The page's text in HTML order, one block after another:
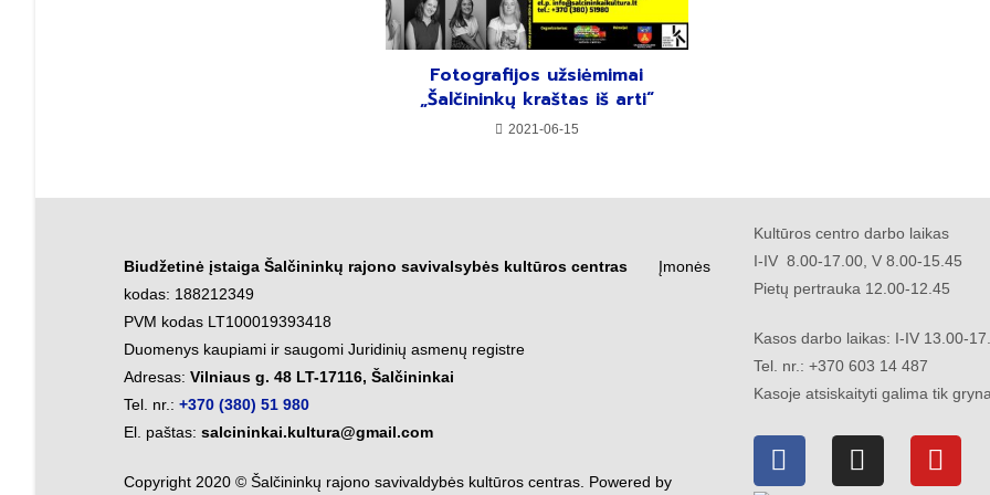
Fotografijos užsiėmimai
„Šalčininkų kraštas iš arti“
2021-06-15
Biudžetinė įstaiga Šalčininkų rajono savivalsybės kultūros centras
Įmonės
kodas: 188212349
PVM kodas LT100019393418
Duomenys kaupiami ir saugomi Juridinių asmenų registre
Adresas: Vilniaus g. 48 LT-17116, Šalčininkai
Tel. nr.: +370 (380) 51 980
El. paštas: salcininkai.kultura@gmail.com
Copyright 2020 © Šalčininkų rajono savivaldybės kultūros centras. Powered by
Kultūros centro darbo laikas
I-IV 8.00-17.00, V 8.00-15.45
Pietų pertrauka 12.00-12.45
Kasos darbo laikas: I-IV 13.00-
Tel. nr.: +370 603 14 487
Kasoje atsiskaityti galima tik